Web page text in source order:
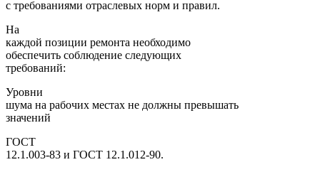
с требованиями отраслевых норм и правил.
На
каждой позиции ремонта необходимо
обеспечить соблюдение следующих
требований:
Уровни
шума на рабочих местах не должны превышать
значений
ГОСТ
12.1.003-83 и ГОСТ 12.1.012-90.